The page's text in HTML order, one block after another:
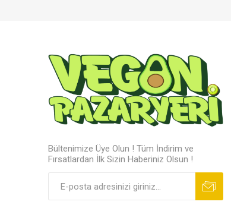
Bültenimize Üye Olun ! Tüm İndirim ve
Fırsatlardan İlk Sizin Haberiniz Olsun !